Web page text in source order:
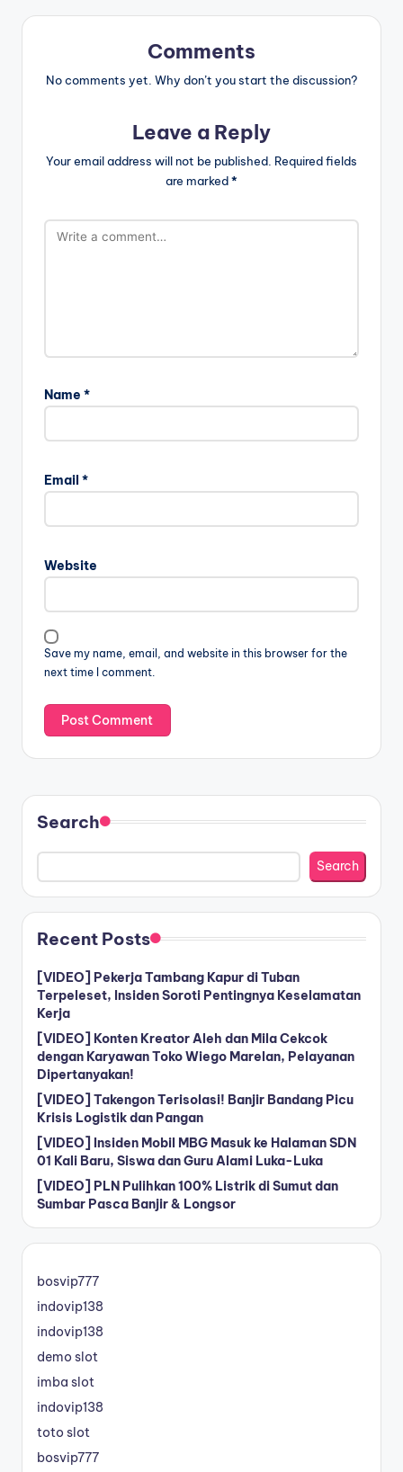
Comments
No comments yet. Why don’t you start the discussion?
Leave a Reply
Your email address will not be published. Required fields
are marked*
Name *
Email *
Website
Save my name, email, and website in this browser for the
next time I comment.
Search
Search
Recent Posts
[VIDEO] Pekerja Tambang Kapur di Tuban
Terpeleset, Insiden Soroti Pentingnya Keselamatan
Kerja
[VIDEO] Konten Kreator Aleh dan Mila Cekcok
dengan Karyawan Toko Wiego Marelan, Pelayanan
Dipertanyakan!
[VIDEO] Takengon Terisolasi! Banjir Bandang Picu
Krisis Logistik dan Pangan
[VIDEO] Insiden Mobil MBG Masuk ke Halaman SDN
01 Kali Baru, Siswa dan Guru Alami Luka-Luka
[VIDEO] PLN Pulihkan 100% Listrik di Sumut dan
Sumbar Pasca Banjir & Longsor
bosvip777
indovip138
indovip138
demo slot
imba slot
indovip138
toto slot
bosvip777